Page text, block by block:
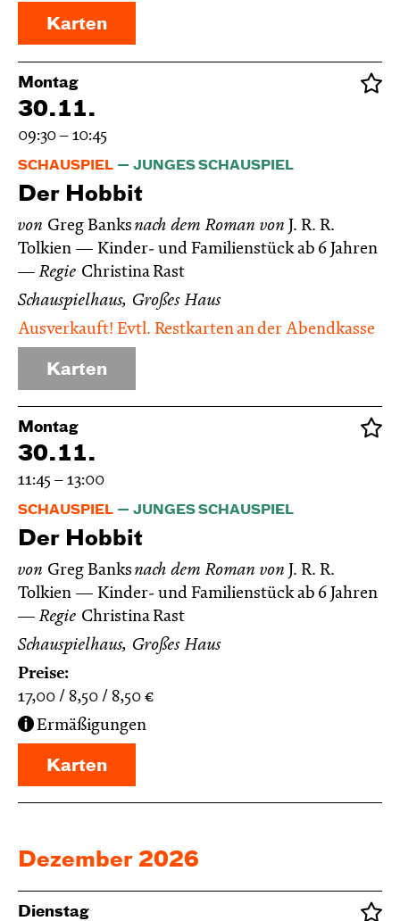
Karten
Montag
30.11.
09:30 – 10:45
SCHAUSPIEL JUNGES SCHAUSPIEL
Der Hobbit
von Greg Banks nach dem Roman von J. R. R.
Tolkien
Kinder- und Familienstück ab 6 Jahren
Regie Christina Rast
Schauspielhaus, Großes Haus
Ausverkauft! Evtl. Restkarten an der Abendkasse
Karten
Montag
30.11.
11:45 – 13:00
SCHAUSPIEL JUNGES SCHAUSPIEL
Der Hobbit
von Greg Banks nach dem Roman von J. R. R.
Tolkien
Kinder- und Familienstück ab 6 Jahren
Regie Christina Rast
Schauspielhaus, Großes Haus
Preise:
17,00
8,50 8,50 €
Ermäßigungen
Karten
Dezember 2026
Dienstag